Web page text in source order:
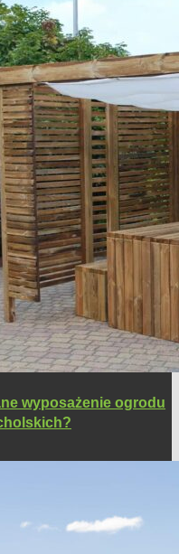
wyposażenie ogrodu